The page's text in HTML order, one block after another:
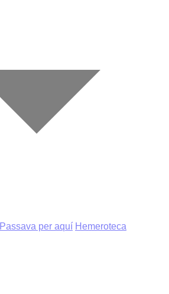
Passava per aquí Hemeroteca